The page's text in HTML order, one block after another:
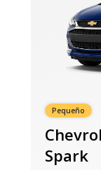
Pequeño
Spark